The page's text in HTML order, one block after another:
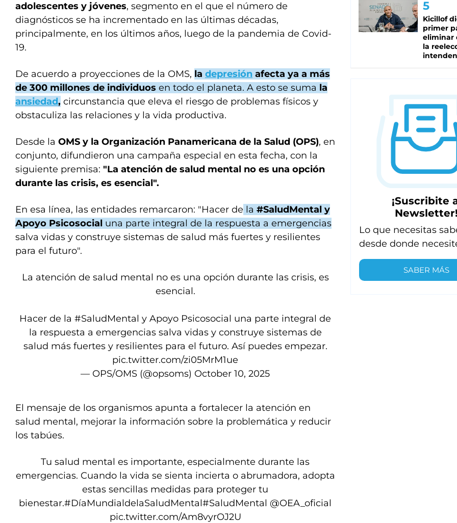
adolescentes y jóvenes, segmento en el que el número de
diagnósticos se ha incrementado en las últimas décadas,
principalmente, en los últimos años, luego de la pandemia de Covid-
19.
De acuerdo a proyecciones de la OMS, la depresión afecta ya a más
de 300 millones de individuos en todo el planeta. A esto se suma la
ansiedad, circunstancia que eleva el riesgo de problemas físicos y
obstaculiza las relaciones y la vida productiva.
Desde la OMS y la Organización Panamericana de la Salud (OPS), en
conjunto, difundieron una campaña especial en esta fecha, con la
siguiente premisa: "La atención de salud mental no es una opción
durante las crisis, es esencial".
En esa línea, las entidades remarcaron: "Hacer de la #SaludMental y
Apoyo Psicosocial una parte integral de la respuesta a emergencias
salva vidas y construye sistemas de salud más fuertes y resilientes
para el futuro".
La atención de salud mental no es una opción durante las crisis, es
esencial.
Hacer de la #SaludMental y Apoyo Psicosocial una parte integral de
la respuesta a emergencias salva vidas y construye sistemas de
salud más fuertes y resilientes para el futuro. Así puedes empezar.
pic.twitter.com/zi05MrM1ue
— OPS/OMS (@opsoms) October 10, 2025
El mensaje de los organismos apunta a fortalecer la atención en
salud mental, mejorar la información sobre la problemática y reducir
los tabúes.
Tu salud mental es importante, especialmente durante las
emergencias. Cuando la vida se sienta incierta o abrumadora, adopta
estas sencillas medidas para proteger tu
bienestar.#DíaMundialdelaSaludMental#SaludMental @OEA_oficial
pic.twitter.com/Am8vyrOJ2U
Kicillof
primer
eliminar
la
¡Suscribite
Newsletter!
Lo que necesitas
desde donde
SABER MÁS